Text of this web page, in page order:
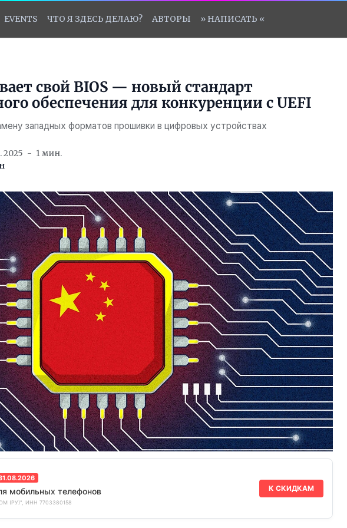
EVENTS ЧТО Я ЗДЕСЬ ДЕЛАЮ? АВТОРЫ » НАПИСАТЬ «
свой BIOS — новый стандарт
обеспечения для конкуренции с UEFI
западных форматов прошивки в цифровых устройствах
2025
1 мин.
мобильных телефонов
(РУ)", ИНН 7703380158
К СКИДКАМ